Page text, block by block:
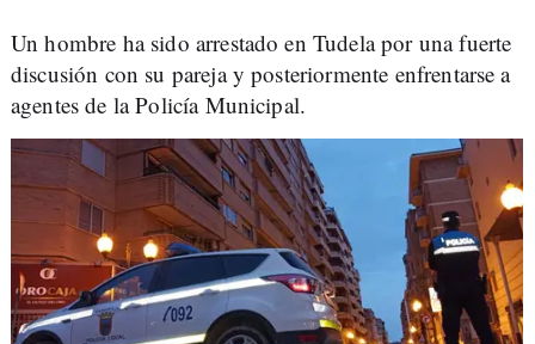
Un hombre ha sido arrestado en Tudela por una fuerte
discusión con su pareja y posteriormente enfrentarse a
agentes de la Policía Municipal.